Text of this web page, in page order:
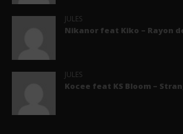
JULES
Nikanor feat Kiko – Rayon
JULES
Kocee feat KS Bloom –